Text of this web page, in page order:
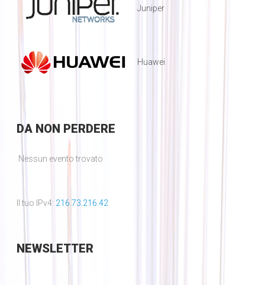
Juniper
Huawei
DANON PERDERE
Nessun evento trovato
Il tuo IPv4: 216.73.216.42
NEWSLETTER